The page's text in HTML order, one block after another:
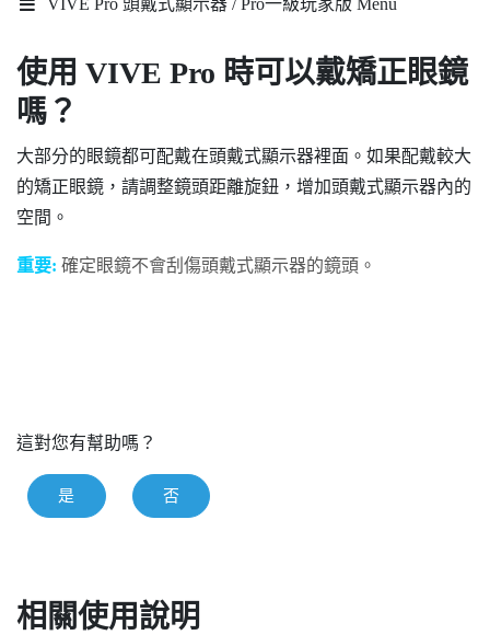
VIVE Pro 頭戴式顯示器 / Pro一級玩家版 Menu
使用 VIVE Pro 時可以戴矯正眼鏡
嗎？
大部分的眼鏡都可配戴在頭戴式顯示器裡面。如果配戴較大
的矯正眼鏡，請調整鏡頭距離旋鈕，增加頭戴式顯示器內的
空間。
重要: 確定眼鏡不會刮傷頭戴式顯示器的鏡頭。
這對您有幫助嗎？
是 否
相關使用說明